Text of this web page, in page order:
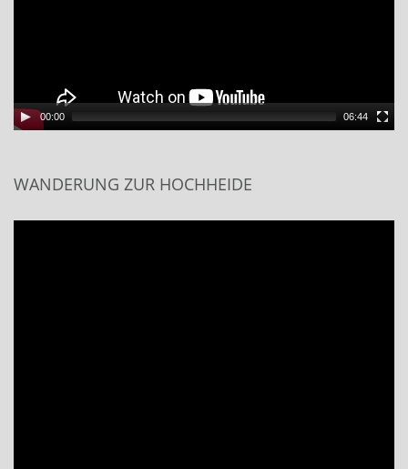
00:00 06:44
WANDERUNG ZUR HOCHHEIDE